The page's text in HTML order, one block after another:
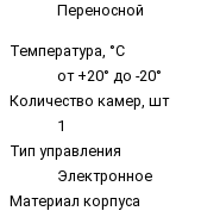
Переносной
Температура, °C
от +20° до -20°
Количество камер, шт
1
Тип управления
Электронное
Материал корпуса